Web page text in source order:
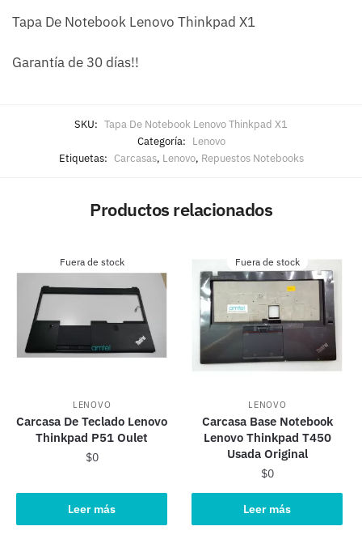
Tapa De Notebook Lenovo Thinkpad X1
Garantía de 30 días!!
SKU: Tapa De Notebook Lenovo Thinkpad X1
Categoría: Lenovo
Etiquetas: Carcasas, Lenovo, Repuestos Notebooks
Productos relacionados
Fuera de stock
LENOVO
Carcasa De Teclado Lenovo
Thinkpad P51 Oulet
$0
Leer más
Fuera de stock
LENOVO
Carcasa Base Notebook
Lenovo Thinkpad T450
Usada Original
$0
Leer más